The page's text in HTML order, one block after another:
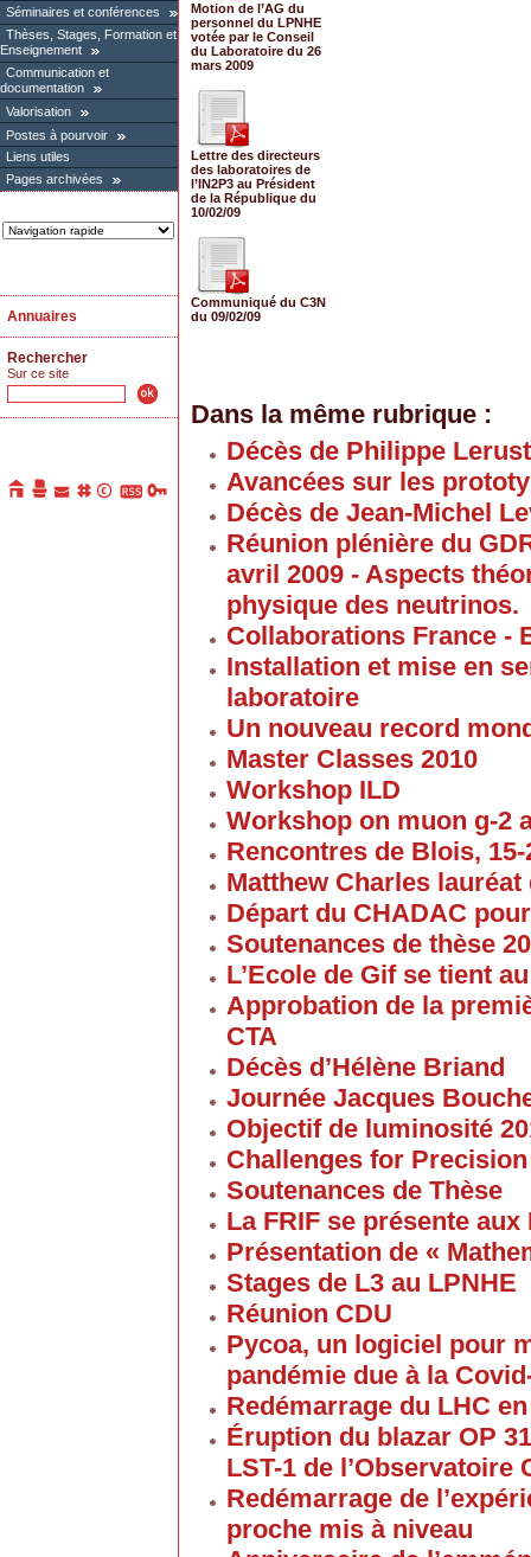
Séminaires et conférences
Thèses, Stages, Formation et
Enseignement
Communication et
documentation
Valorisation
Postes à pourvoir
Liens utiles
Pages archivées
Annuaires
Rechercher
Sur ce site
Motion de l’AG du
personnel du LPNHE
votée par le Conseil
du Laboratoire du 26
mars 2009
Lettre des directeurs
des laboratoires de
l’IN2P3 au Président
de la République du
10/02/09
Communiqué du C3N
du 09/02/09
Dans la même rubrique :
Décès de Philippe
Avancées sur les
Décès de Jean-Michel
Réunion plénière du
avril 2009 - Aspects
physique des neutrinos.
Collaborations France -
Installation et mise en
laboratoire
Un nouveau record
Master Classes 2010
Workshop ILD
Workshop on muon g-2
Rencontres de Blois,
Matthew Charles
Départ du CHADAC
Soutenances de thèse
L’Ecole de Gif se tient
Approbation de la
CTA
Décès d’Hélène Briand
Journée Jacques
Objectif de luminosité
Challenges for
Soutenances de Thèse
La FRIF se présente aux
Présentation de «
Stages de L3 au LPNHE
Réunion CDU
Pycoa, un logiciel pour
pandémie due à la
Redémarrage du LHC en
Éruption du blazar OP
LST-1 de l’Observatoire
Redémarrage de
proche mis à niveau